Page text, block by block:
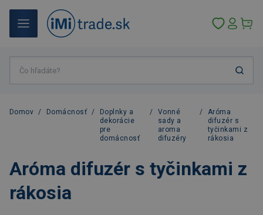
Domov / Domácnosť /
Doplnky a
dekorácie
pre
domácnosť
/
Vonné
sady a
aroma
difuzéry
/
Aróma
difuzér s
tyčinkami z
rákosia
Aróma difuzér s tyčinkami z
rákosia